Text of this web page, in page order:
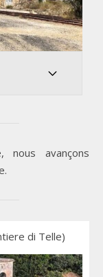
avançons
di Telle)